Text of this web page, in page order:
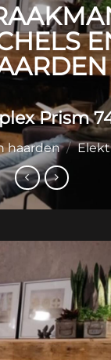
Prism
haarden /